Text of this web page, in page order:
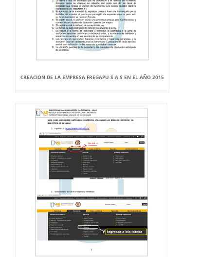
CREACIÓN DE LA EMPRESA FREGAPU S A S EN EL AÑO 2015